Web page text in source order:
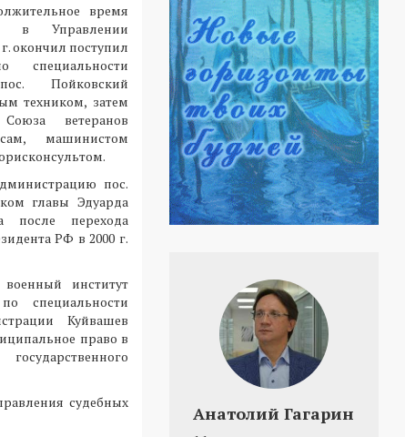
время
в Управлении
окончил поступил
специальности
Пойковский
техником, затем
ветеранов
машинистом
пос.
главы Эдуарда
после перехода
РФ в 2000 г.
институт
специальности
Куйвашев
право в
судебных
Анатолий Гагарин